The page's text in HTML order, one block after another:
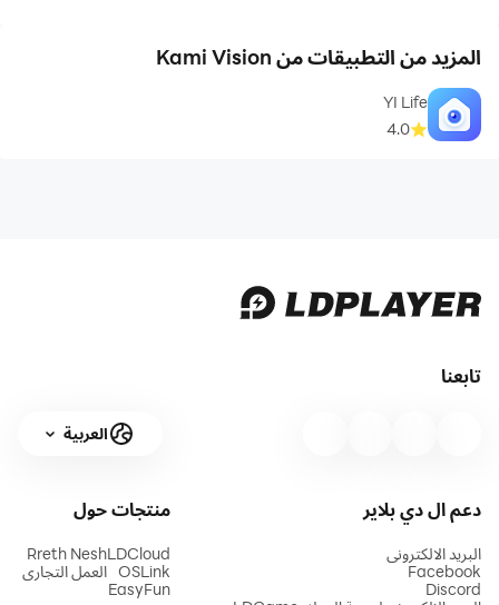
المزيد من التطبيقات من Kami Vision
YI Life
4.0
تابعنا
العربية
دعم ال دي بلاير
البريد الالكتروني
Facebook
Discord
منتجات
LDCloud
OSLink
EasyFun
حول
Rreth Nesh
العمل التجاري